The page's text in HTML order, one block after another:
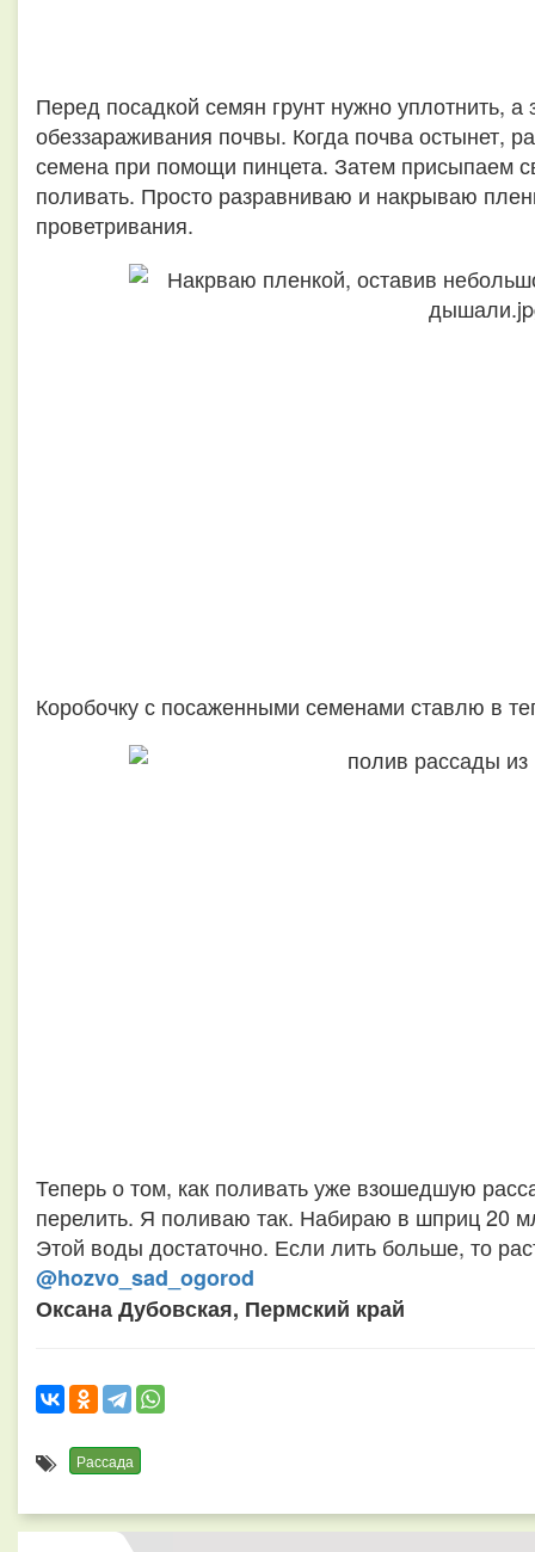
Перед посадкой семян грунт нужно уплотнить,
обеззараживания почвы. Когда почва остынет,
семена при помощи пинцета. Затем присыпаем
поливать. Просто разравниваю и накрываю
проветривания.
Коробочку с посаженными семенами ставлю в
Теперь о том, как поливать уже взошедшую
перелить. Я поливаю так. Набираю в шприц 20
Этой воды достаточно. Если лить больше, то
@hozvo_sad_ogorod
Оксана Дубовская, Пермский край
Рассада